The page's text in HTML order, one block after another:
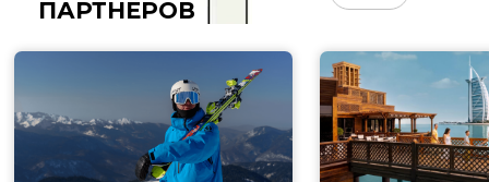
ПАРТНЁРОВ